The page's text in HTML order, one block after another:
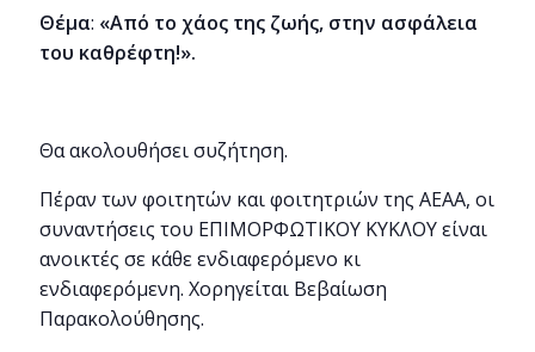
Θέμα: «Από το χάος της ζωής, στην ασφάλεια
του καθρέφτη!».
Θα ακολουθήσει συζήτηση.
Πέραν των φοιτητών και φοιτητριών της ΑΕΑΑ, οι
συναντήσεις του ΕΠΙΜΟΡΦΩΤΙΚΟΥ ΚΥΚΛΟΥ είναι
ανοικτές σε κάθε ενδιαφερόμενο κι
ενδιαφερόμενη. Χορηγείται Βεβαίωση
Παρακολούθησης.